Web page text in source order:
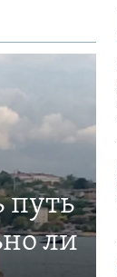
путь
ли